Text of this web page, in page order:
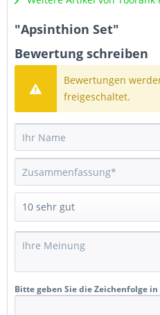
"Apsinthion Set"
Bewertung schreiben
Bewertungen
freigeschaltet.
Bitte geben Sie die Zeichenfolge